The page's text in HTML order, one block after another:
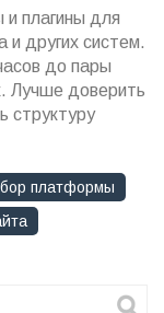
плагины для
и других систем.
до пары
Лучше доверить
структуру
платформы